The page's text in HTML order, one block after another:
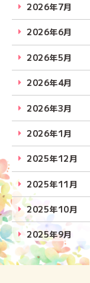
2026年7月
2026年6月
2026年5月
2026年4月
2026年3月
2026年1月
2025年12月
2025年11月
2025年10月
2025年9月
2025年7月